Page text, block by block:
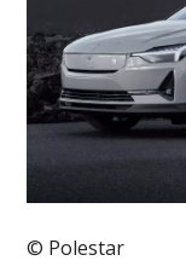
© Polestar